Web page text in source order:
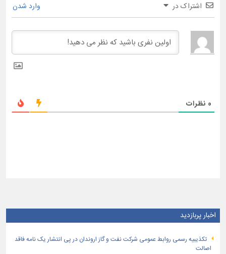
اشتراک در وارد شدن
0 نظرات
اخبار پربازدید
تكذیبیه رسمی روابط عمومی شركت نفت و گاز اروندان در پی انتشار یک نامه فاقد
اصالت